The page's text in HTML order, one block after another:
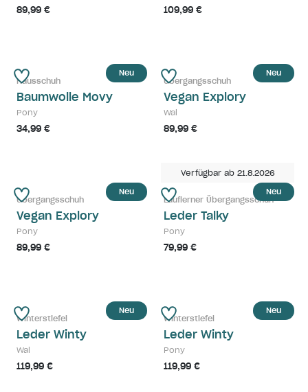
89,99 € 109,99 €
Neu
Hausschuh
Baumwolle Movy
Pony
34,99 €
Neu
Übergangsschuh
Vegan Explory
Wal
89,99 €
Neu
Übergangsschuh
Vegan Explory
Pony
89,99 €
Verfügbar ab 21.8.2026
Neu
Lauflerner Übergangsschuh
Leder Talky
Pony
79,99 €
Neu
Winterstiefel
Leder Winty
Wal
119,99 €
Neu
Winterstiefel
Leder Winty
Pony
119,99 €